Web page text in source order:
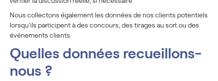
Nous collectons également les données de nos clients potentiels
lorsqu'ils participent à des concours, des tirages au sort ou des
événements clients.
Quelles données recueillons-
nous ?